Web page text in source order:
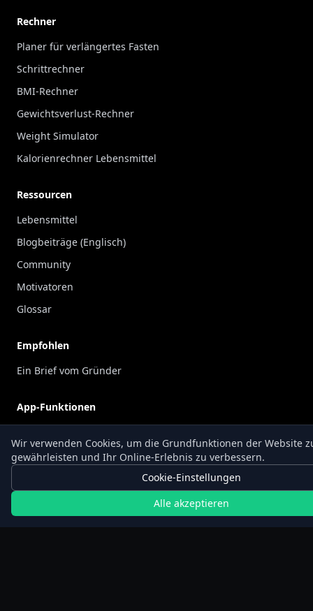
Rechner
Planer für verlängertes Fasten
Schrittrechner
BMI-Rechner
Gewichtsverlust-Rechner
Weight Simulator
Kalorienrechner Lebensmittel
Ressourcen
Lebensmittel
Blogbeiträge (Englisch)
Community
Motivatoren
Glossar
Empfohlen
Ein Brief vom Gründer
App-Funktionen
Langfasten-Tracker
Wir verwenden Cookies, um die Grundfunktionen der Website
gewährleisten und Ihr Online-Erlebnis zu verbessern.
Cookie-Einstellungen
Alle akzeptieren